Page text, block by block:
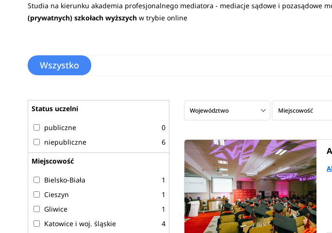
Studia na kierunku akademia profesjonalnego mediatora - mediacje sądowe i pozasądowe
(prywatnych) szkołach wyższych w trybie online
Wszystko
Województwo Miejscowość
Status uczelni
publiczne
0
niepubliczne
6
Miejscowość
Bielsko-Biała
1
Cieszyn
1
Gliwice
1
Katowice i woj. śląskie
4